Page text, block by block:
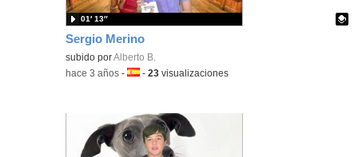
Sergio Merino
Contenido educativo.
subido porAlberto B.
01′ 13″
-hace 3 años -Idioma:
-23 visualizaciones